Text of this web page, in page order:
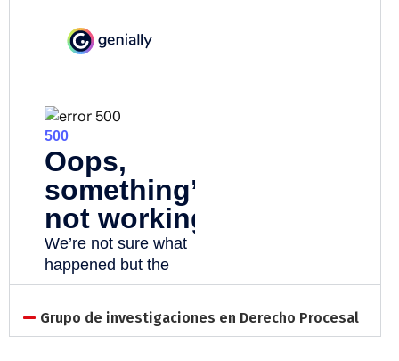
Grupo de investigaciones en Derecho Procesal